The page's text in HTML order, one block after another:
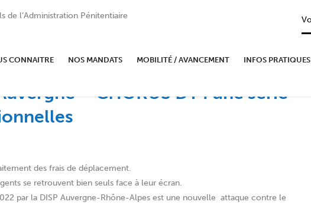
de l’Administration Pénitentiaire
CONNAITRE NOS MANDATS MOBILITÉ / AVANCEMENT INFOS PRATIQUES
– CHORUS DT : une série
des frais de déplacement.
se retrouvent bien seuls face à leur écran.
par la DISP Auvergne-Rhône-Alpes est une nouvelle attaque contre le